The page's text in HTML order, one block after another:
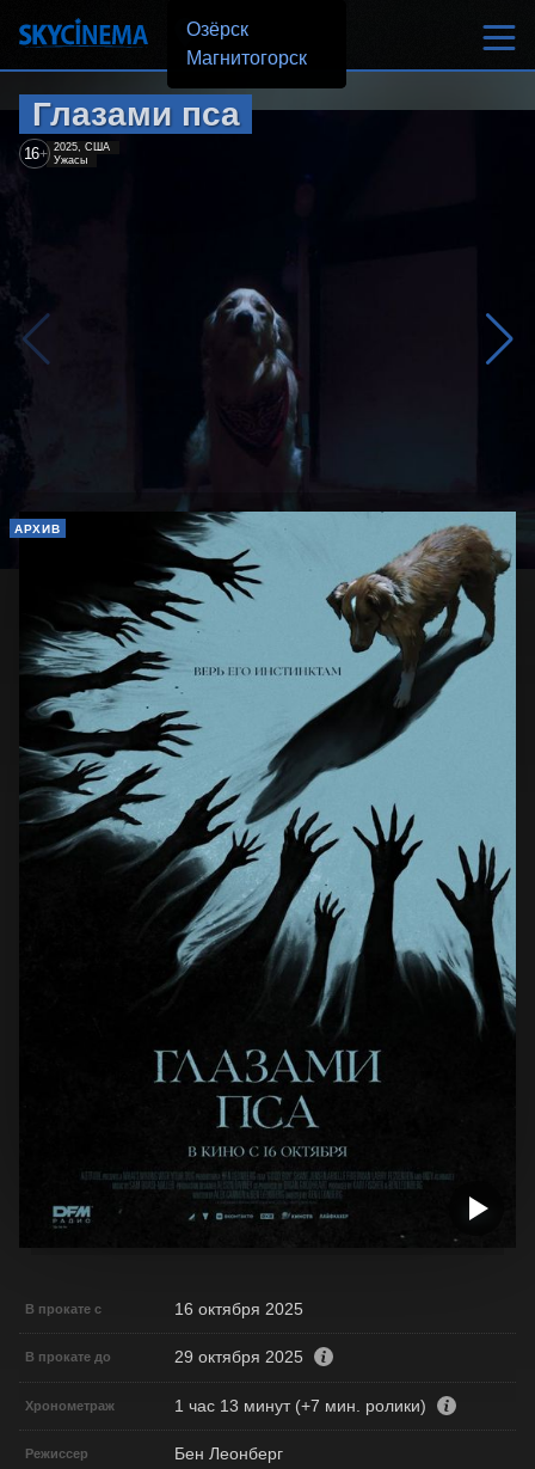
Озёрск
Магнитогорск
Глазами пса
16+ 2025, США
Ужасы
АРХИВ
В прокате с 16 октября 2025
В прокате до 29 октября 2025
Хронометраж 1 час 13 минут (+7 мин. ролики)
Режиссер Бен Леонберг